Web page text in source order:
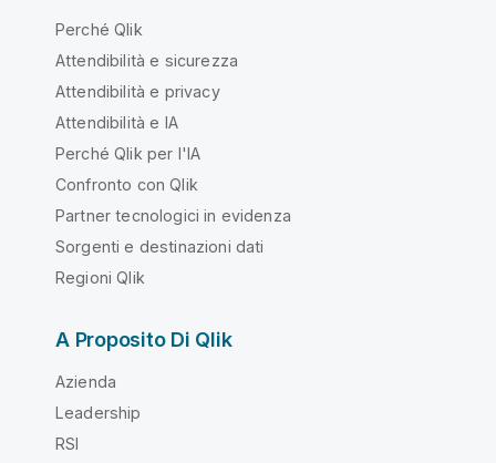
Perché Qlik
Attendibilità e sicurezza
Attendibilità e privacy
Attendibilità e IA
Perché Qlik per l'IA
Confronto con Qlik
Partner tecnologici in evidenza
Sorgenti e destinazioni dati
Regioni Qlik
A Proposito Di Qlik
Azienda
Leadership
RSI